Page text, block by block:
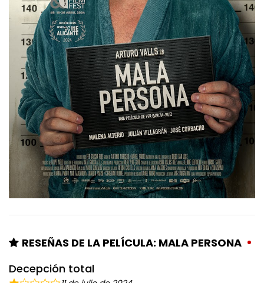
RESEÑAS DE LA PELÍCULA: MALA PERSONA
Decepción total